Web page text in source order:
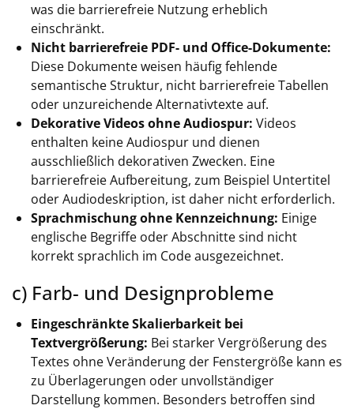
was die barrierefreie Nutzung erheblich
einschränkt.
Nicht barrierefreie PDF- und Office-Dokumente:
Diese Dokumente weisen häufig fehlende
semantische Struktur, nicht barrierefreie Tabellen
oder unzureichende Alternativtexte auf.
Dekorative Videos ohne Audiospur: Videos
enthalten keine Audiospur und dienen
ausschließlich dekorativen Zwecken. Eine
barrierefreie Aufbereitung, zum Beispiel Untertitel
oder Audiodeskription, ist daher nicht erforderlich.
Sprachmischung ohne Kennzeichnung: Einige
englische Begriffe oder Abschnitte sind nicht
korrekt sprachlich im Code ausgezeichnet.
c) Farb- und Designprobleme
Eingeschränkte Skalierbarkeit bei
Textvergrößerung: Bei starker Vergrößerung des
Textes ohne Veränderung der Fenstergröße kann es
zu Überlagerungen oder unvollständiger
Darstellung kommen. Besonders betroffen sind